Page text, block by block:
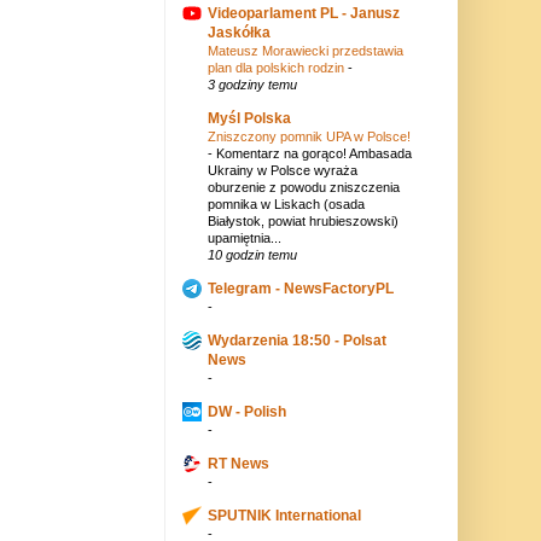
Videoparlament PL - Janusz
Jaskółka
Mateusz Morawiecki przedstawia
plan dla polskich rodzin -
3 godziny temu
Myśl Polska
Zniszczony pomnik UPA w Polsce!
- Komentarz na gorąco! Ambasada
Ukrainy w Polsce wyraża
oburzenie z powodu zniszczenia
pomnika w Liskach (osada
Białystok, powiat hrubieszowski)
upamiętnia...
10 godzin temu
Telegram - NewsFactoryPL
-
Wydarzenia 18:50 - Polsat
News
-
DW - Polish
-
RT News
-
SPUTNIK International
-